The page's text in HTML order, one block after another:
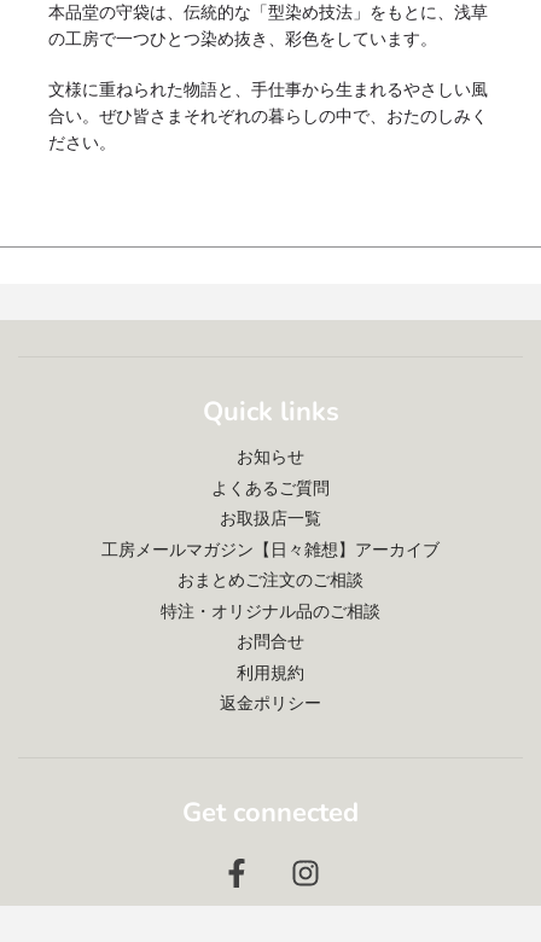
本品堂の守袋は、伝統的な「型染め技法」をもとに、浅草
の工房で一つひとつ染め抜き、彩色をしています。
文様に重ねられた物語と、手仕事から生まれるやさしい風
合い。ぜひ皆さまそれぞれの暮らしの中で、おたのしみく
ださい。
Quick links
お知らせ
よくあるご質問
お取扱店一覧
工房メールマガジン【日々雑想】アーカイブ
おまとめご注文のご相談
特注・オリジナル品のご相談
お問合せ
利用規約
返金ポリシー
Get connected